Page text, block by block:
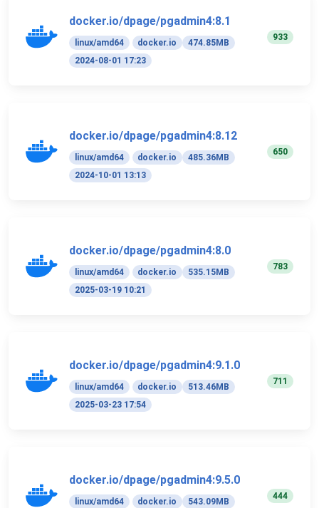
docker.io/dpage/pgadmin4:8.1
linux/amd64 docker.io
474.85MB
2024-08-01 17:23
933
docker.io/dpage/pgadmin4:8.12
linux/amd64 docker.io
485.36MB
2024-10-01 13:13
650
docker.io/dpage/pgadmin4:8.0
linux/amd64 docker.io
535.15MB
2025-03-19 10:21
783
docker.io/dpage/pgadmin4:9.1.0
linux/amd64 docker.io
513.46MB
2025-03-23 17:54
711
docker.io/dpage/pgadmin4:9.5.0
linux/amd64 docker.io
543.09MB
444